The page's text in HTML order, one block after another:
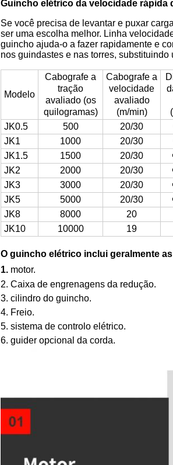
Guincho elétrico da velocidade rápida
Se você precisa de levantar e puxar
ser uma escolha melhor. Linha
guincho ajuda-o a fazer rapidamente e
nos guindastes e nas torres,
Modelo
Cabografe a
tração
avaliado (os
quilogramas)
Cabografe a
velocidade
avaliado
(m/min)
JK0.5 500 20/30
JK1
1000 20/30
JK1.5
1500 20/30
JK2
2000 20/30
JK3
3000 20/30
JK5
5000 20/30
JK8
8000 20
JK10
10000 19
O guincho elétrico inclui geralmente
1. motor.
2. Caixa de engrenagens da redução.
3. cilindro do guincho.
4. Freio.
5. sistema de controlo elétrico.
6. guider opcional da corda.